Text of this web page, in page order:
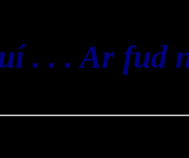
. . . Ar fud